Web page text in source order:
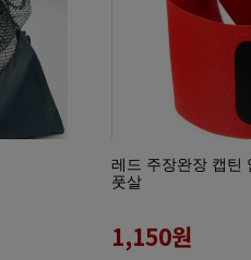
레드 주장완장 캡틴
풋살
1,150원